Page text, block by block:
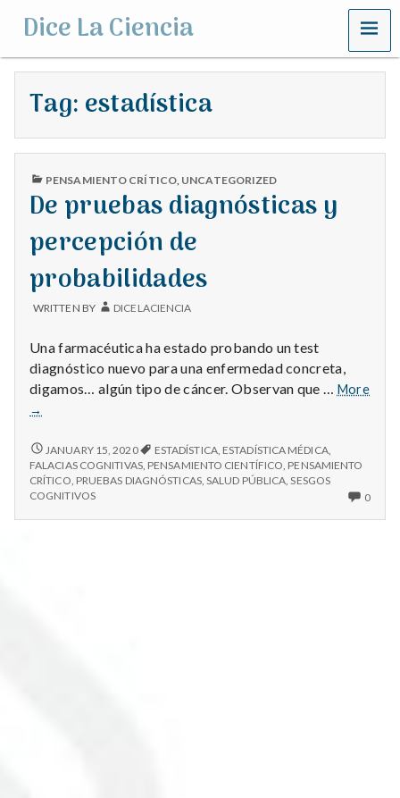
Dice La Ciencia MENU
Tag: estadística
PUBLISHED
PENSAMIENTO CRÍTICO, UNCATEGORIZED
De pruebas diagnósticas y
percepción de
probabilidades
WRITTEN BY DICELACIENCIA
Una farmacéutica ha estado probando un test
diagnóstico nuevo para una enfermedad concreta,
digamos… algún tipo de cáncer. Observan que … More
De
diagnósticas
y
percepción
de
probabilidades
→
DE
PRUEBAS
DIAGNÓSTICAS
Y
DE
JANUARY 15, 2020 ESTADÍSTICA, ESTADÍSTICA MÉDICA,
FALACIAS COGNITIVAS, PENSAMIENTO CIENTÍFICO PENSAMIENTO
CRÍTICO PRUEBAS DIAGNÓSTICAS,SALUD PÚBLICA ,SESGOS
COGNITIVOS
0NO